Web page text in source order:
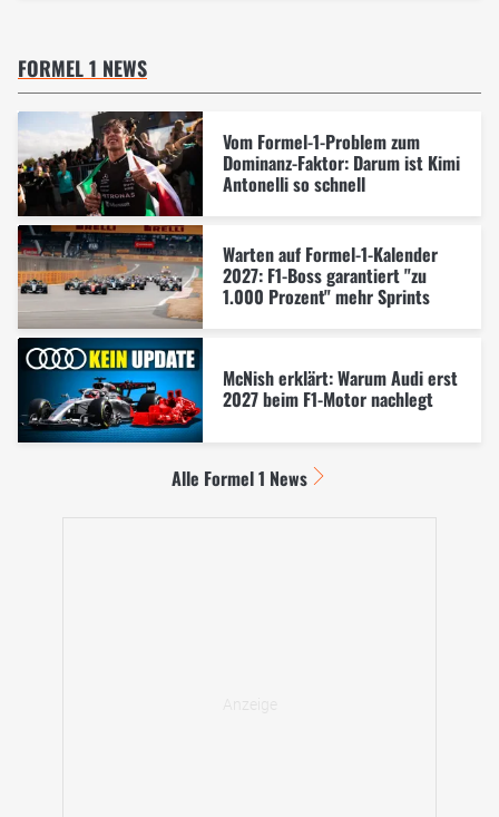
FORMEL 1 NEWS
Vom Formel-1-Problem zum
Dominanz-Faktor: Darum ist Kimi
Antonelli so schnell
Warten auf Formel-1-Kalender
2027: F1-Boss garantiert "zu
1.000 Prozent" mehr Sprints
McNish erklärt: Warum Audi erst
2027 beim F1-Motor nachlegt
Alle Formel 1 News